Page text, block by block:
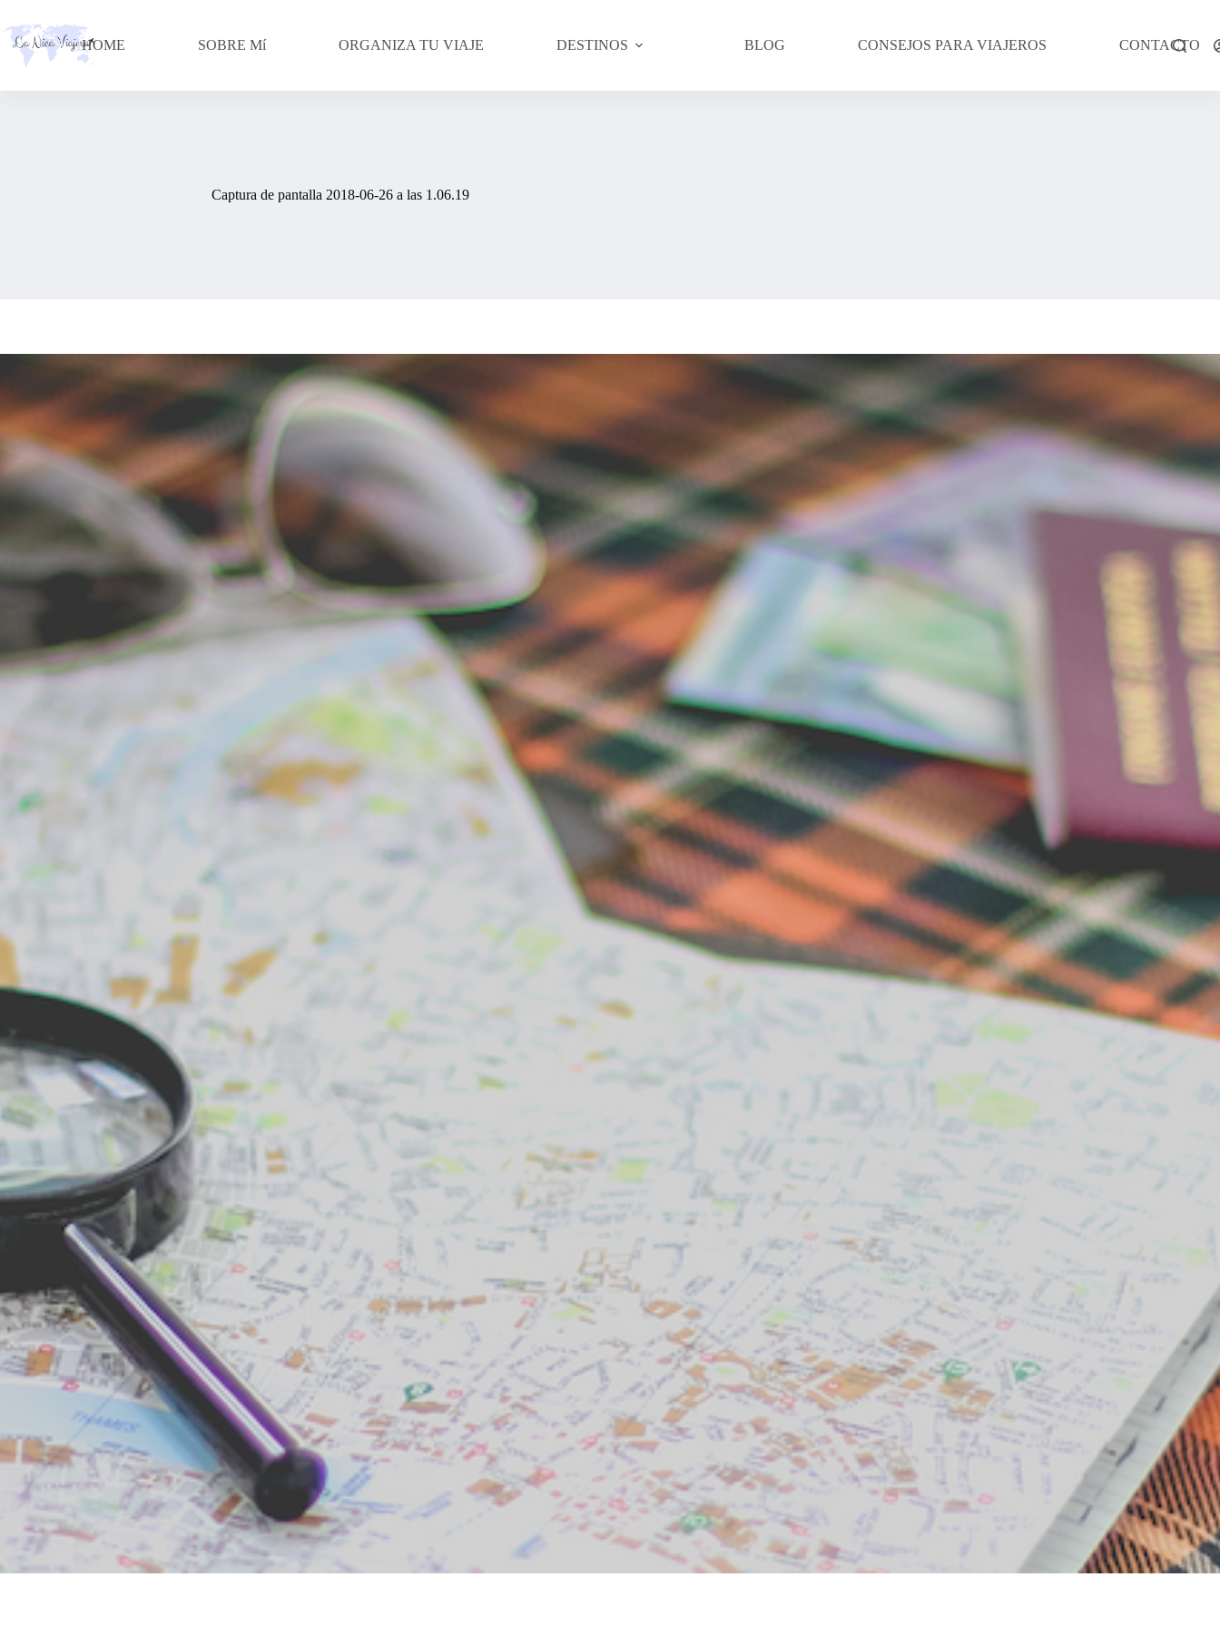
content
HOME SOBRE Mí ORGANIZA TU VIAJE DESTINOS BLOG CONSEJOS PARA VIAJEROS CONTACTO
Captura de pantalla 2018-06-26 a las 1.06.19